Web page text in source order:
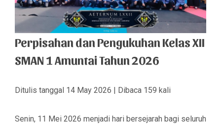
Perpisahan dan Pengukuhan Kelas XII
SMAN 1 Amuntai Tahun 2026
Ditulis tanggal 14 May 2026 | Dibaca 159 kali
Senin, 11 Mei 2026 menjadi hari bersejarah bagi seluruh